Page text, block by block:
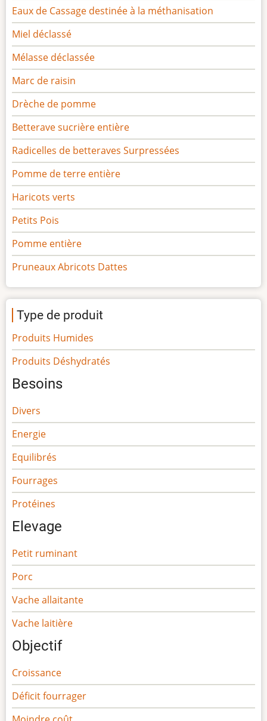
Eaux de Cassage destinée à la méthanisation
Miel déclassé
Mélasse déclassée
Marc de raisin
Drèche de pomme
Betterave sucrière entière
Radicelles de betteraves Surpressées
Pomme de terre entière
Haricots verts
Petits Pois
Pomme entière
Pruneaux Abricots Dattes
Type de produit
Produits Humides
Produits Déshydratés
Besoins
Divers
Energie
Equilibrés
Fourrages
Protéines
Elevage
Petit ruminant
Porc
Vache allaitante
Vache laitière
Objectif
Croissance
Déficit fourrager